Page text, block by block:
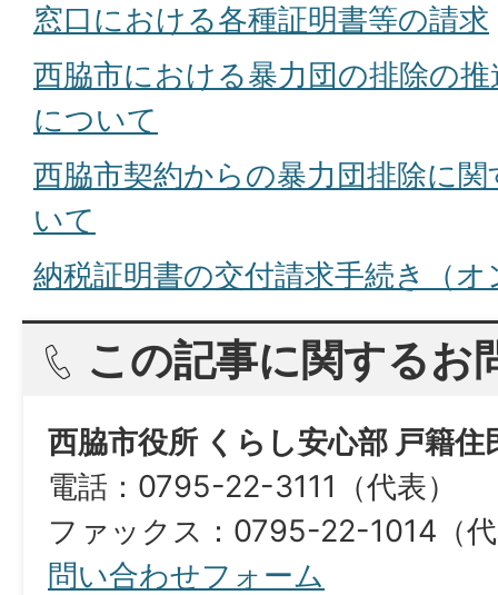
窓口における各種証明書等の請求
西脇市における暴力団の排除の
について
西脇市契約からの暴力団排除に
いて
納税証明書の交付請求手続き（
この記事に関するお
西脇市役所 くらし安心部 戸籍住
電話：0795-22-3111（代表）
ファックス：0795-22-1014（
問い合わせフォーム